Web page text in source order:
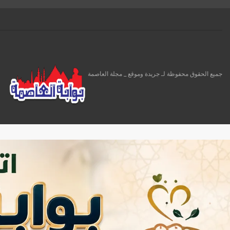
جميع الحقوق محفوظة لـ جريدة وموقع _ مجلة العاصمة